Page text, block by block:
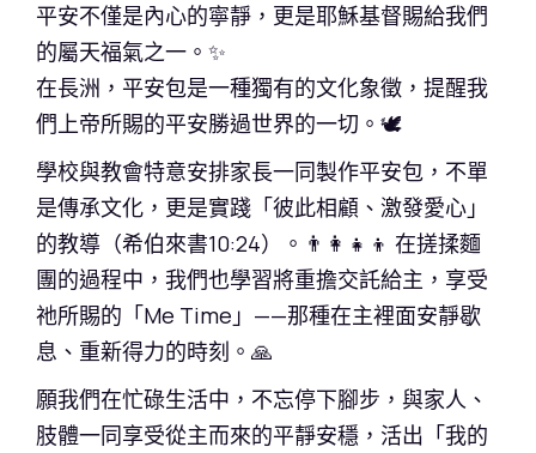
平安不僅是內心的寧靜，更是耶穌基督賜給我們
的屬天福氣之一。✨
在長洲，平安包是一種獨有的文化象徵，提醒我
們上帝所賜的平安勝過世界的一切。🕊️
學校與教會特意安排家長一同製作平安包，不單
是傳承文化，更是實踐「彼此相顧、激發愛心」
的教導（希伯來書10:24）。👨‍👩‍👧‍👦 在搓揉麵
團的過程中，我們也學習將重擔交託給主，享受
祂所賜的「Me Time」——那種在主裡面安靜歇
息、重新得力的時刻。🙏
願我們在忙碌生活中，不忘停下腳步，與家人、
肢體一同享受從主而來的平靜安穩，活出「我的